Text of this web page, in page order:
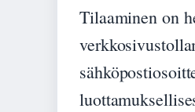
Tilaaminen on